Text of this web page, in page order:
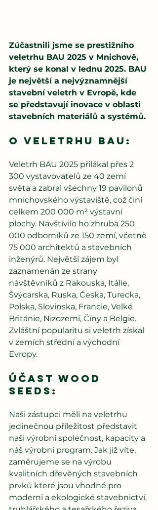
Zúčastnili jsme se prestižního
veletrhu BAU 2025 v Mnichově,
který se konal v lednu 2025. BAU
je největší a nejvýznamnější
stavební veletrh v Evropě, kde
se představují inovace v oblasti
stavebních materiálů a systémů.
O veletrhu BAU:
Veletrh BAU 2025 přilákal přes 2
300 vystavovatelů ze 40 zemí
světa a zabral všechny 19 pavilonů
mnichovského výstaviště, což činí
celkem 200 000 m² výstavní
plochy. Navštívilo ho zhruba 250
000 odborníků ze 150 zemí, včetně
75 000 architektů a stavebních
inženýrů. Největší zájem byl
zaznamenán ze strany
návštěvníků z Rakouska, Itálie,
Švýcarska, Ruska, Česka, Turecka,
Polska, Slovinska, Francie, Velké
Británie, Nizozemí, Číny a Belgie.
Zvláštní popularitu si veletrh získal
v zemích střední a východní
Evropy.
Účast Wood
Seeds:
Naši zástupci měli na veletrhu
jedinečnou příležitost představit
naši výrobní společnost, kapacity a
náš výrobní program. Jak již víte,
zaměrujeme se na výrobu
kvalitních dřevěných stavebních
prvků které jsou vhodné pro
moderní a ekologické stavebnictví,